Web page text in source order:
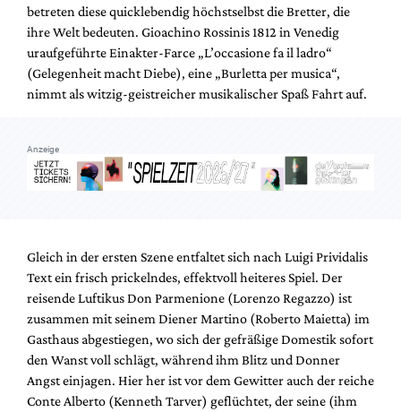
betreten diese quicklebendig höchstselbst die Bretter, die
ihre Welt bedeuten. Gioachino Rossinis 1812 in Venedig
uraufgeführte Einakter-Farce „L’occasione fa il ladro“
(Gelegenheit macht Diebe), eine „Burletta per musica“,
nimmt als witzig-geistreicher musikalischer Spaß Fahrt auf.
Anzeige
Gleich in der ersten Szene entfaltet sich nach Luigi Prividalis
Text ein frisch prickelndes, effektvoll heiteres Spiel. Der
reisende Luftikus Don Parmenione (Lorenzo Regazzo) ist
zusammen mit seinem Diener Martino (Roberto Maietta) im
Gasthaus abgestiegen, wo sich der gefräßige Domestik sofort
den Wanst voll schlägt, während ihm Blitz und Donner
Angst einjagen. Hier her ist vor dem Gewitter auch der reiche
Conte Alberto (Kenneth Tarver) geflüchtet, der seine (ihm